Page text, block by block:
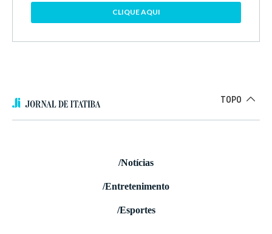
CLIQUE AQUI
TOPO
/Notícias
/Entretenimento
/Esportes